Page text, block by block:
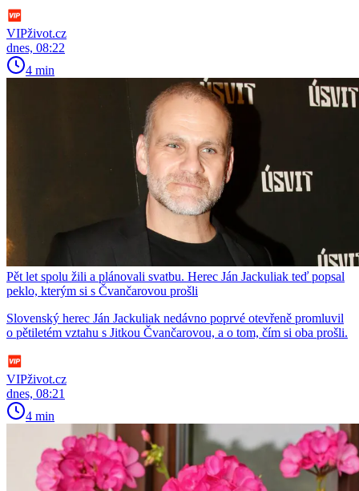
VIPživot.cz
dnes, 08:22
4 min
Pět let spolu žili a plánovali svatbu. Herec Ján Jackuliak teď popsal
peklo, kterým si s Čvančarovou prošli
Slovenský herec Ján Jackuliak nedávno poprvé otevřeně promluvil
o pětiletém vztahu s Jitkou Čvančarovou, a o tom, čím si oba prošli.
VIPživot.cz
dnes, 08:21
4 min